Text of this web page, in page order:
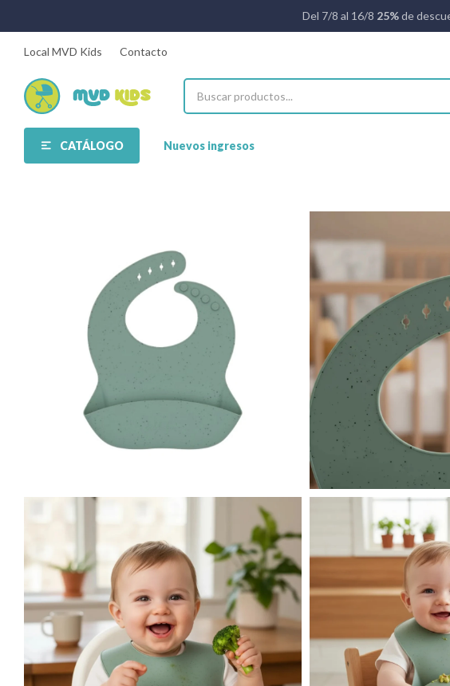
Del 7/8 al 16/8 25%de
CATÁLOGO Nuevos ingresos
Local MVD Kids Contacto